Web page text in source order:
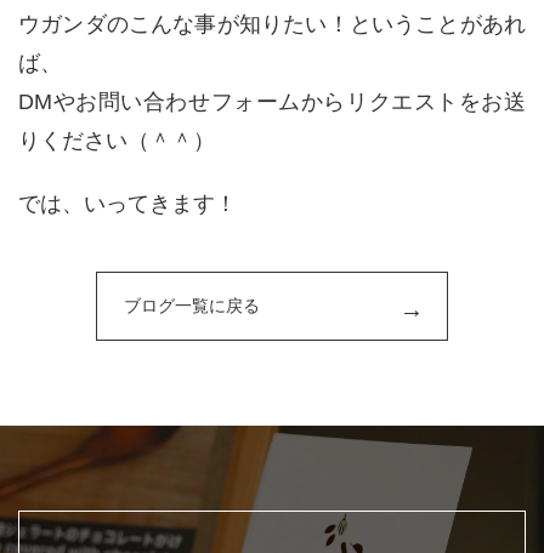
ウガンダのこんな事が知りたい！ということがあれ
ば、
DMやお問い合わせフォームからリクエストをお送
りください（＾＾）
では、いってきます！
ブログ一覧に戻る